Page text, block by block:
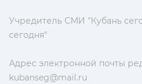
Учредитель СМИ "Кубань
сегодня"
Адрес электронной почты
kubanseg@mail.ru